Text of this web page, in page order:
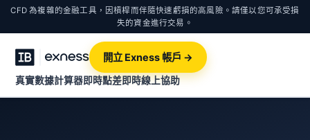
CFD 為複雜的金融工具，因槓桿而伴隨快速虧損的高風險。請僅以您可承受損
失的資金進行交易。
真實數據計算器即時點差即時線上協助
開立 Exness 帳戶 →